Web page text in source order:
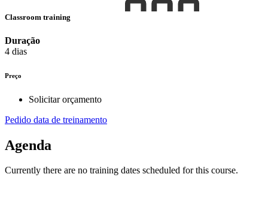
Classroom training
Duração
4 dias
Preço
Solicitar orçamento
Pedido data de treinamento
Agenda
Currently there are no training dates scheduled for this course.